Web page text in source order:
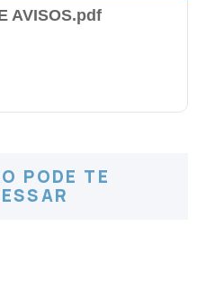
AVISOS.pdf
PODE TE